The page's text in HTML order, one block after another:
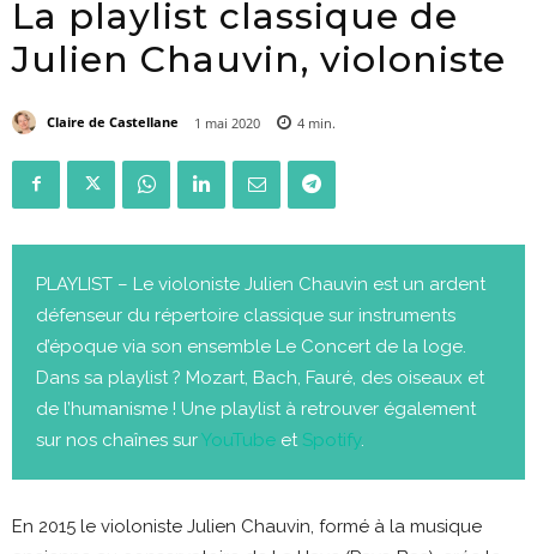
La playlist classique de
Julien Chauvin, violoniste
Claire de Castellane 1 mai 2020 4 min.
PLAYLIST – Le violoniste Julien Chauvin est un ardent
défenseur du répertoire classique sur instruments
d’époque via son ensemble Le Concert de la loge.
Dans sa playlist ? Mozart, Bach, Fauré, des oiseaux et
de l’humanisme ! Une playlist à retrouver également
sur nos chaînes surYouTube et Spotify.
En 2015 le violoniste Julien Chauvin, formé à la musique